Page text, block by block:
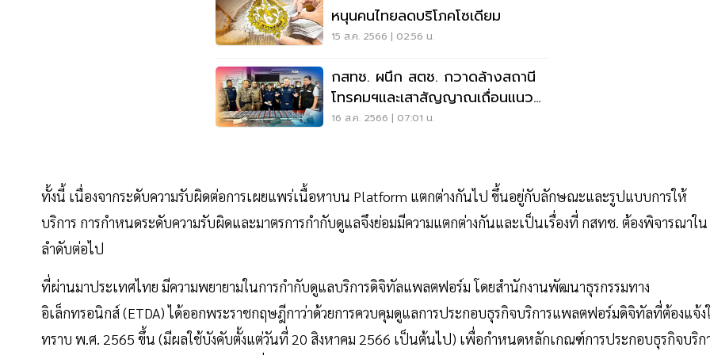
หนุนคนไทยลดบริโภคโซเดียม
15 ส.ค. 2566 | 02:56 น.
กสทช. ผนึก สตช. กวาดล้างสถานี
โทรคมฯและเสาสัญญาณเถื่อนแนว
ชายแดน
16 ส.ค. 2566 | 07:01 น.
ทั้งนี้ เนื่องจากระดับความรับผิดต่อการเผยแพร่เนื้อหาบน Platform แตกต่างกันไป ขึ้นอยู่กับลักษณะและรูปแบบการให้
บริการ การกำหนดระดับความรับผิดและมาตรการกำกับดูแลจึงย่อมมีความแตกต่างกันและเป็นเรื่องที่ กสทช. ต้องพิจารณาใน
ลำดับต่อไป
ที่ผ่านมาประเทศไทย มีความพยายามในการกำกับดูแลบริการดิจิทัลแพลตฟอร์ม โดยสำนักงานพัฒนาธุรกรรมทาง
อิเล็กทรอนิกส์ (ETDA) ได้ออกพระราชกฤษฎีกาว่าด้วยการควบคุมดูแลการประกอบธุรกิจบริการแพลตฟอร์มดิจิทัลที่ต้องแจ้ง
ทราบ พ.ศ. 2565 ขึ้น (มีผลใช้บังคับตั้งแต่วันที่ 20 สิงหาคม 2566 เป็นต้นไป) เพื่อกำหนดหลักเกณฑ์การประกอบธุรกิจบริก